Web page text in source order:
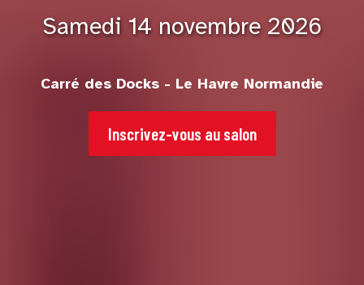
Samedi 14 novembre 2026
Carré des Docks - Le Havre Normandie
Inscrivez-vous au salon